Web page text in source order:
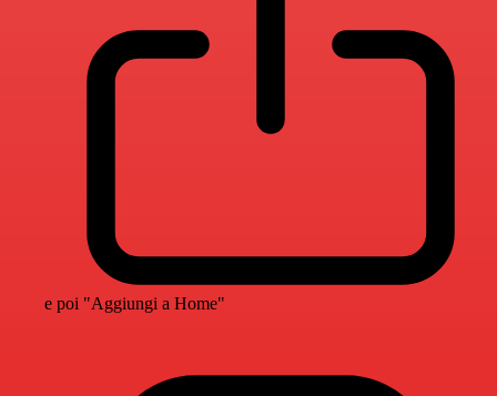
e poi "Aggiungi a Home"